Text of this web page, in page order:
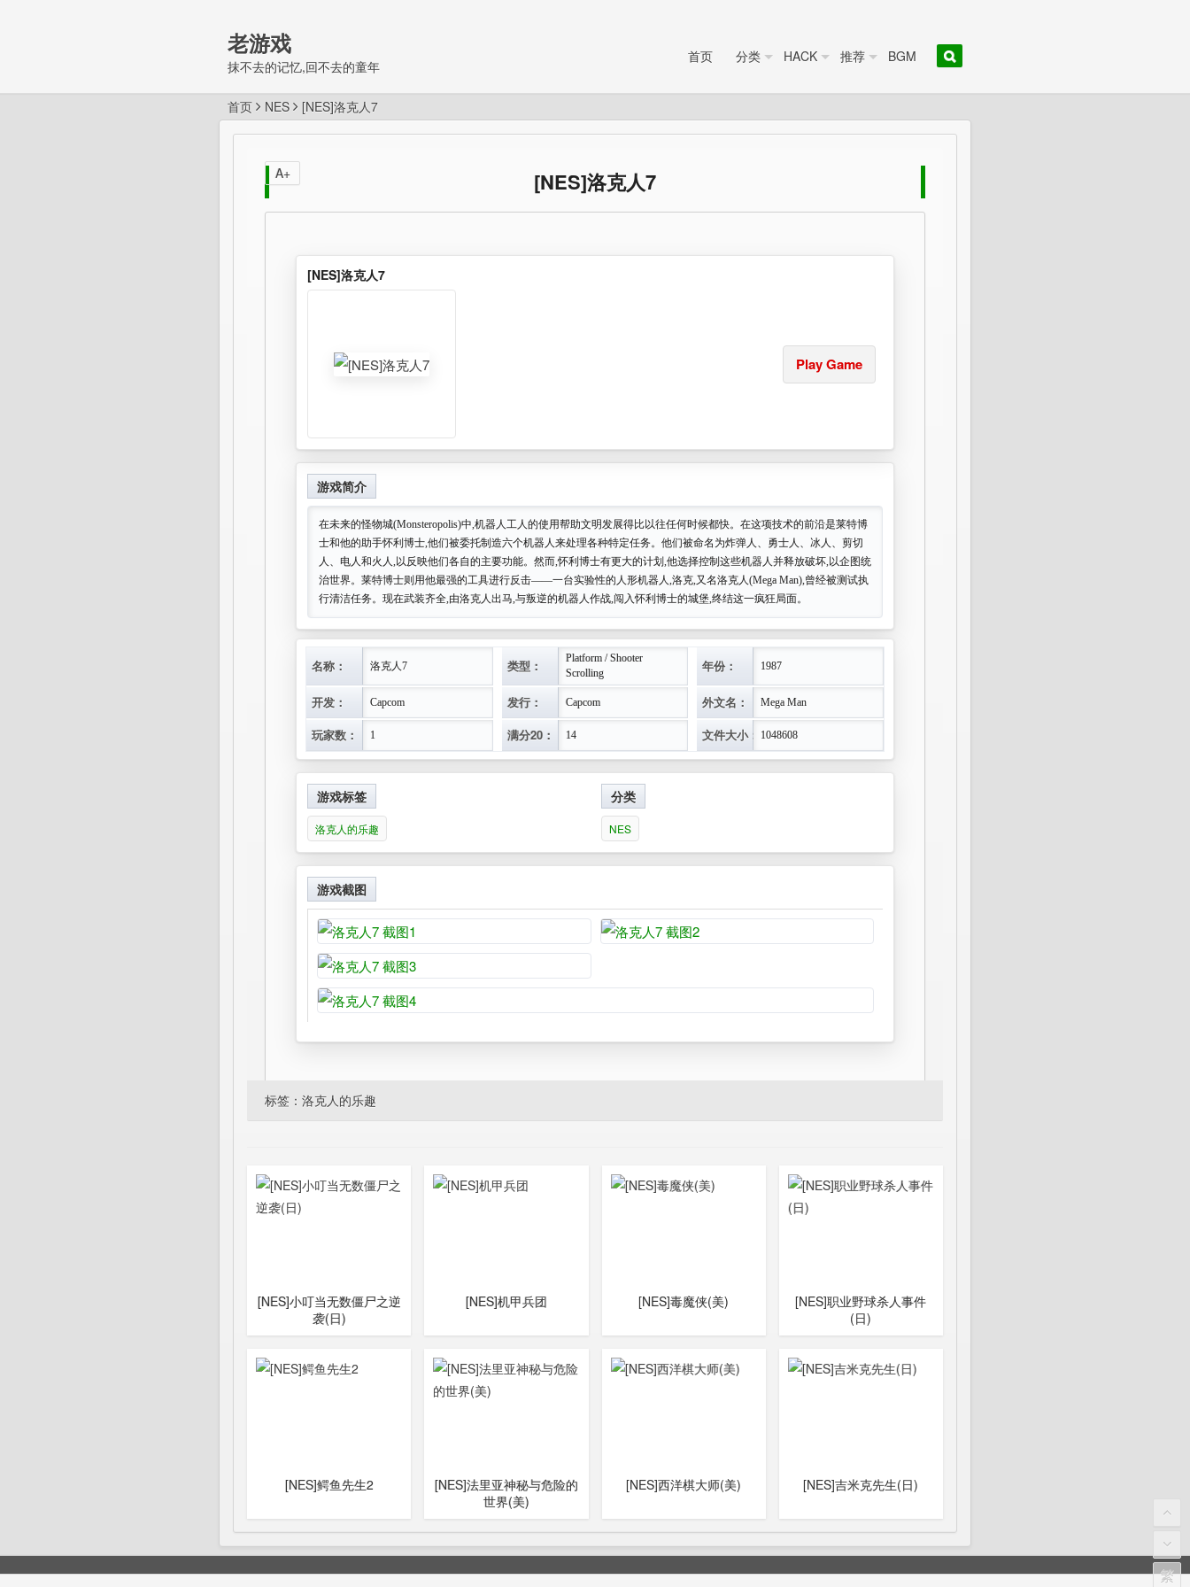
老游戏
抹不去的记忆,回不去的童年
首页 分类 HACK 推荐 BGM
首页 NES [NES]洛克人7
[NES]洛克人7
[NES]洛克人7
Play Game
游戏简介
在未来的怪物城(Monsteropolis)中,机器人工人的使用帮助文明发展得比以往任何时候都快。在这项技术的前沿是莱特博
士和他的助手怀利博士,他们被委托制造六个机器人来处理各种特定任务。他们被命名为炸弹人、勇士人、冰人、剪切
人、电人和火人,以反映他们各自的主要功能。然而,怀利博士有更大的计划,他选择控制这些机器人并释放破坏,以企图统
治世界。莱特博士则用他最强的工具进行反击——一台实验性的人形机器人,洛克,又名洛克人(Mega Man),曾经被测试执
行清洁任务。现在武装齐全,由洛克人出马,与叛逆的机器人作战,闯入怀利博士的城堡,终结这一疯狂局面。
名称： 洛克人7 类型：
Platform / Shooter
Scrolling
年份： 1987
开发： Capcom 发行： Capcom 外文名： Mega Man
玩家数： 1 满分20： 14 文件大小： 1048608
游戏标签
洛克人的乐趣
分类
NES
游戏截图
A+
标签： 洛克人的乐趣
[NES]小叮当无数僵尸之逆
袭(日)
[NES]机甲兵团 [NES]毒魔侠(美)
[NES]职业野球杀人事件
(日)
[NES]鳄鱼先生2
[NES]法里亚神秘与危险的
世界(美)
[NES]西洋棋大师(美) [NES]吉米克先生(日)
繁